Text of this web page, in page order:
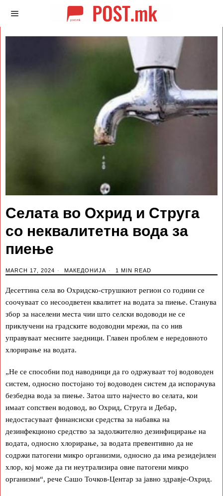
Селата во Охрид и Струга
со неквалитетна вода за
пиење
MARCH 17, 2024 МАКЕДОНИЈА 1 MIN READ
Десеттина села во Охридско-струшкиот регион со години се
соочуваат со несоодветен квалитет на водата за пиење. Станува
збор за населени места чии што селски водоводи не се
приклучени на градските водоводни мрежи, па со нив
управуваат месните заедници. Главен проблем е нередовното
хлорирање на водата.
„Не се способни под наводници да го одржуваат тој водоводен
систем, односно постојано тој водоводен систем да испорачува
безбедна вода за пиење. Затоа што најчесто во селата, кои
имаат сопствен водовод, во Охрид, Струга и Дебар,
недостасуваат финансиски средства за набавка на
дезинфекционо средство за задолжително дезинфицирање на
водата, односно хлорирање, за водата превентивно да не
содржи патогени микро организми, односно да има резидејилен
хлор, кој може да ги неутрализира овие патогени микро
организми“, рече Сашо Точков-Центар за јавно здравје-Охрид.